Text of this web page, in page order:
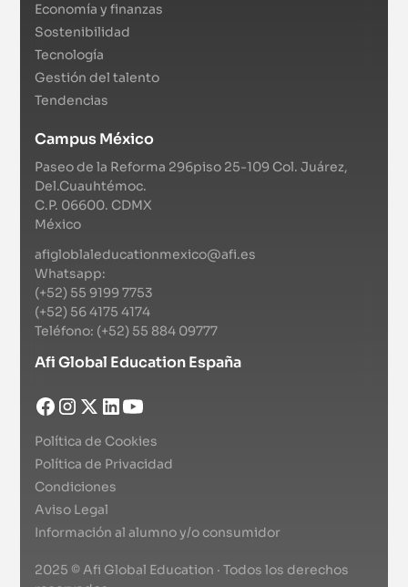
Economía y finanzas
Sostenibilidad
Tecnología
Gestión del talento
Tendencias
Campus México
Paseo de la Reforma 296piso 25-109 Col. Juárez,
Del.Cuauhtémoc.
C.P. 06600. CDMX
México
afigloblaleducationmexico@afi.es
Whatsapp:
(+52) 55 9199 7753
(+52) 56 4175 4174
Teléfono: (+52) 55 884 09777
Afi Global Education España
Política de Cookies
Política de Privacidad
Condiciones
Aviso Legal
Información al alumno y/o consumidor
2025 © Afi Global Education · Todos los derechos